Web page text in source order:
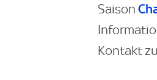
Saison
Kontakt